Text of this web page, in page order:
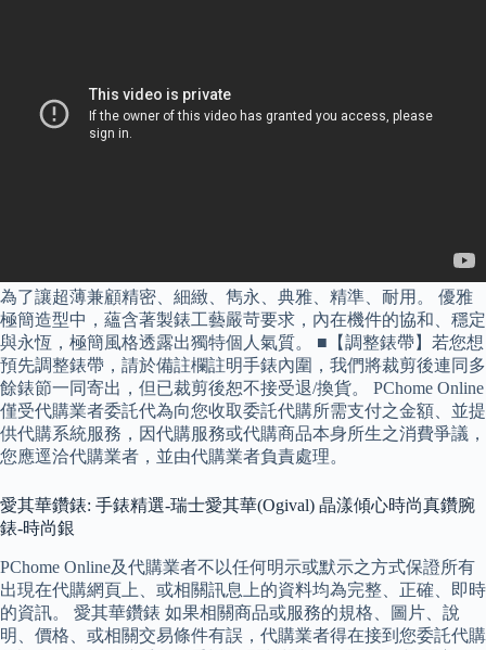
為了讓超薄兼顧精密、細緻、雋永、典雅、精準、耐用。 優雅
極簡造型中，蘊含著製錶工藝嚴苛要求，內在機件的協和、穩定
與永恆，極簡風格透露出獨特個人氣質。 ■【調整錶帶】若您想
預先調整錶帶，請於備註欄註明手錶內圍，我們將裁剪後連同多
餘錶節一同寄出，但已裁剪後恕不接受退/換貨。 PChome Online
僅受代購業者委託代為向您收取委託代購所需支付之金額、並提
供代購系統服務，因代購服務或代購商品本身所生之消費爭議，
您應逕洽代購業者，並由代購業者負責處理。
愛其華鑽錶: 手錶精選-瑞士愛其華(Ogival) 晶漾傾心時尚真鑽腕
錶-時尚銀
PChome Online及代購業者不以任何明示或默示之方式保證所有
出現在代購網頁上、或相關訊息上的資料均為完整、正確、即時
的資訊。 愛其華鑽錶 如果相關商品或服務的規格、圖片、說
明、價格、或相關交易條件有誤，代購業者得在接到您委託代購